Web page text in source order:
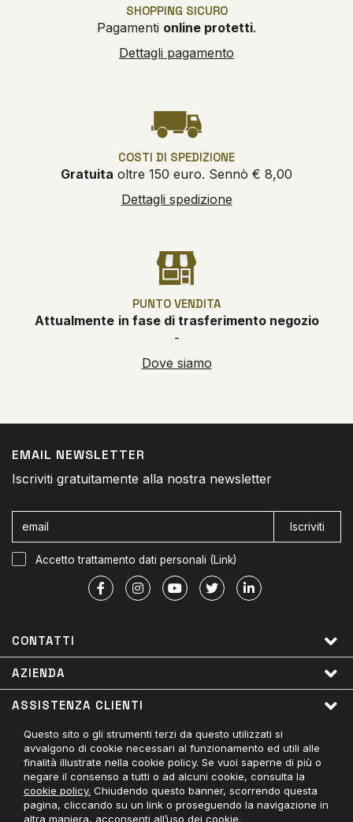
SHOPPING SICURO
Pagamenti online protetti.
Dettagli pagamento
COSTI DI SPEDIZIONE
Gratuita oltre 150 euro. Sennò € 8,00
Dettagli spedizione
PUNTO VENDITA
Attualmente in fase di trasferimento negozio
-
Dove siamo
EMAIL NEWSLETTER
Iscriviti gratuitamente alla nostra newsletter
Iscriviti
Accetto trattamento dati personali (Link)
CONTATTI
AZIENDA
ASSISTENZA CLIENTI
LINK UTILI
PAGAMENTI ACCETTATI
CONTATTACI
Questo sito o gli strumenti terzi da questo utilizzati si
avvalgono di cookie necessari al funzionamento ed utili alle
finalità illustrate nella cookie policy. Se vuoi saperne di più o
negare il consenso a tutti o ad alcuni cookie, consulta la
cookie policy. Chiudendo questo banner, scorrendo questa
pagina, cliccando su un link o proseguendo la navigazione in
altra maniera, acconsenti all’uso dei cookie.